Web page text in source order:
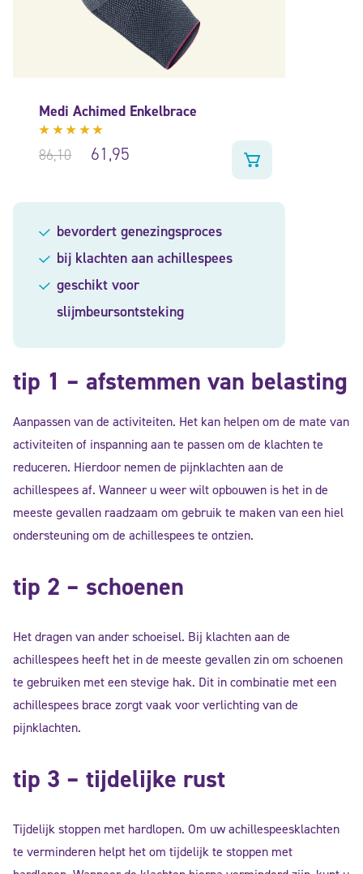
Medi Achimed Enkelbrace
Gewaardeerd
5.00 uit
86,10 61,95
bevordert genezingsproces
bij klachten aan achillespees
geschikt voor
slijmbeursontsteking
tip 1 – afstemmen van belasting
Aanpassen van de activiteiten. Het kan helpen om de mate van
activiteiten of inspanning aan te passen om de klachten te
reduceren. Hierdoor nemen de pijnklachten aan de
achillespees af. Wanneer u weer wilt opbouwen is het in de
meeste gevallen raadzaam om gebruik te maken van een hiel
ondersteuning om de achillespees te ontzien.
tip 2 – schoenen
Het dragen van ander schoeisel. Bij klachten aan de
achillespees heeft het in de meeste gevallen zin om schoenen
te gebruiken met een stevige hak. Dit in combinatie met een
achillespees brace zorgt vaak voor verlichting van de
pijnklachten.
tip 3 – tijdelijke rust
Tijdelijk stoppen met hardlopen. Om uw achillespeesklachten
te verminderen helpt het om tijdelijk te stoppen met